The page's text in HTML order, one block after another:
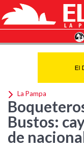
La Pampa
Bustos:
de